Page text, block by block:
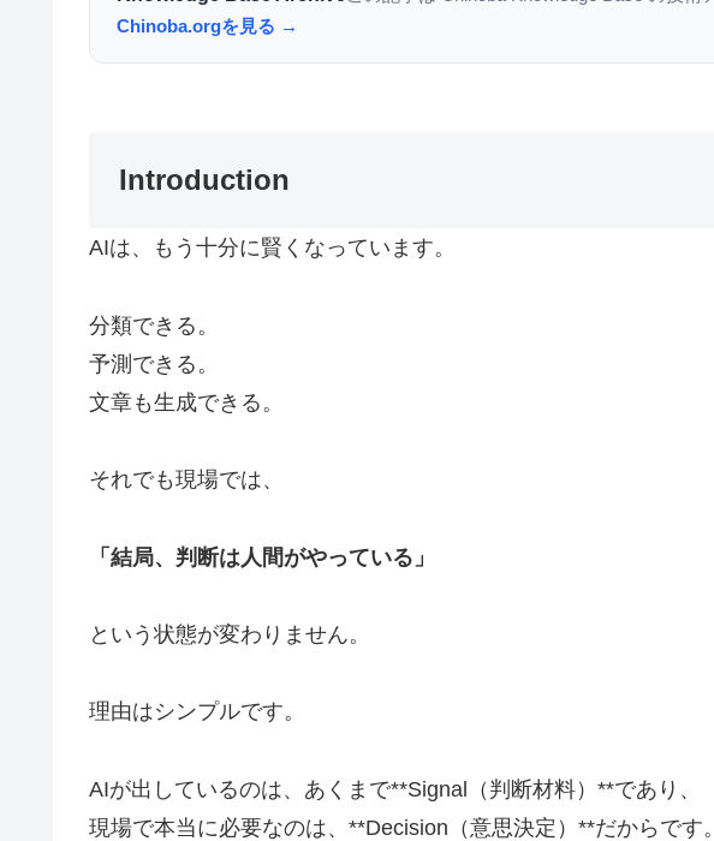
Chinoba.orgを見る →
Introduction
AIは、もう十分に賢くなっています。
分類できる。
予測できる。
文章も生成できる。
それでも現場では、
「結局、判断は人間がやっている」
という状態が変わりません。
理由はシンプルです。
AIが出しているのは、あくまで**Signal（判断材料）**であり、
現場で本当に必要なのは、**Decision（意思決定）**だからです。